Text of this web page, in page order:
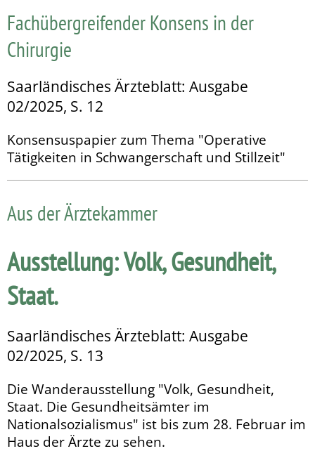
Fachübergreifender Konsens in der
Chirurgie
Saarländisches Ärzteblatt: Ausgabe
02/2025, S. 12
Konsensuspapier zum Thema "Operative
Tätigkeiten in Schwangerschaft und Stillzeit"
Aus der Ärztekammer
Ausstellung: Volk, Gesundheit,
Staat.
Saarländisches Ärzteblatt: Ausgabe
02/2025, S. 13
Die Wanderausstellung "Volk, Gesundheit,
Staat. Die Gesund­heitsämter im
Nationalsozialismus" ist bis zum 28. Februar im
Haus der Ärzte zu sehen.